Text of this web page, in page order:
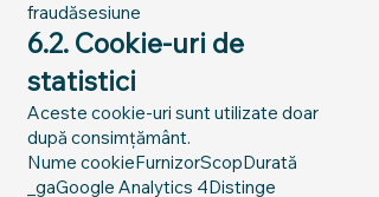
fraudăsesiune
6.2. Cookie-uri de
statistici
Aceste cookie-uri sunt utilizate doar
după consimțământ.
Nume cookieFurnizorScopDurată
_gaGoogle Analytics 4Distinge